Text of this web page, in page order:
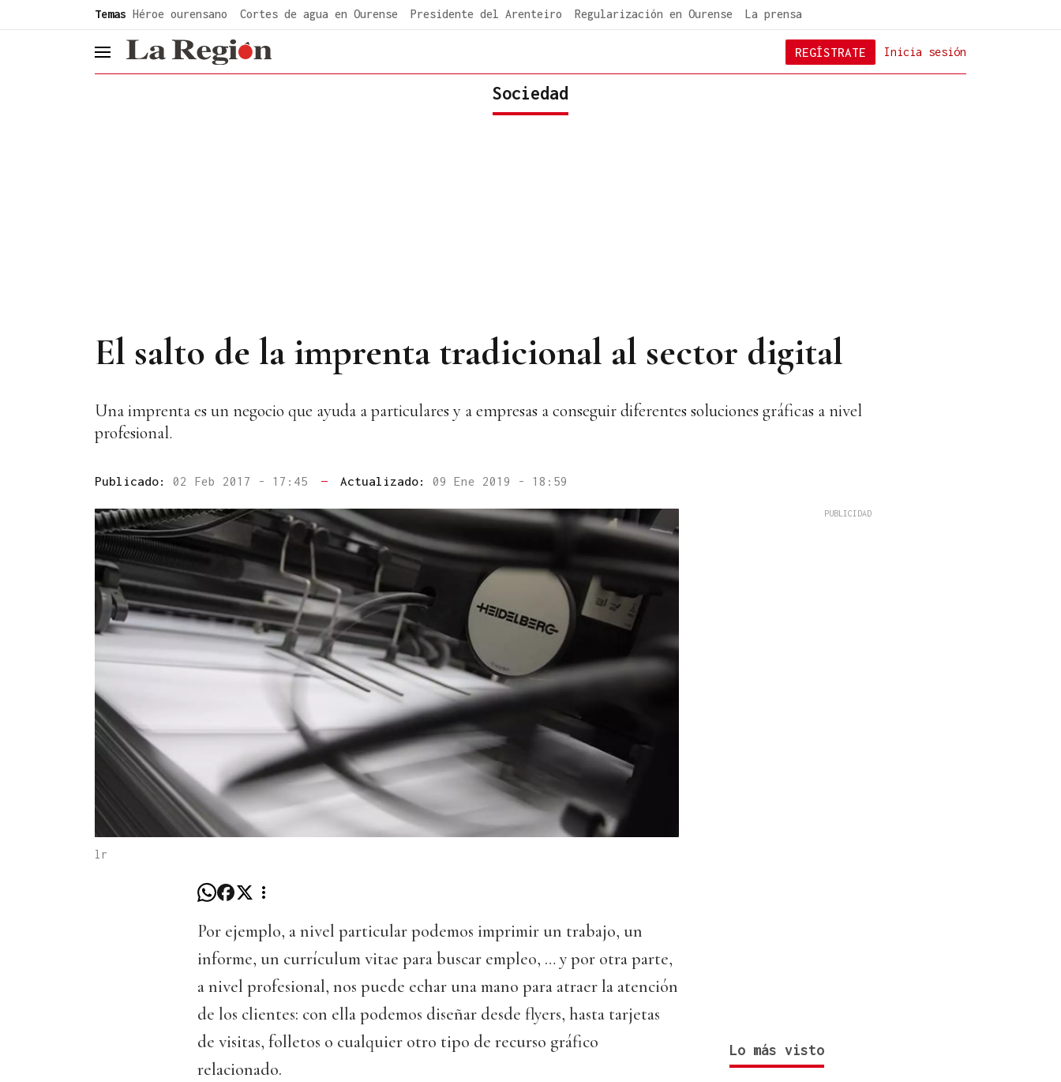
Temas Héroe ourensano Cortes de agua en Ourense Presidente del Arenteiro Regularización en Ourense La prensa
header.menu.open Inicia sesión
REGÍSTRATE
Sociedad
El salto de la imprenta tradicional al sector digital
Una imprenta es un negocio que ayuda a particulares y a empresas a conseguir diferentes soluciones gráficas a nivel
profesional.
Publicado: 02 Feb 2017 - 17:45 — Actualizado: 09 Ene 2019 - 18:59
lr
Por ejemplo, a nivel particular podemos imprimir un trabajo, un
informe, un currículum vitae para buscar empleo, … y por otra parte,
a nivel profesional, nos puede echar una mano para atraer la atención
de los clientes: con ella podemos diseñar desde flyers, hasta tarjetas
de visitas, folletos o cualquier otro tipo de recurso gráfico
relacionado.
Lo más visto